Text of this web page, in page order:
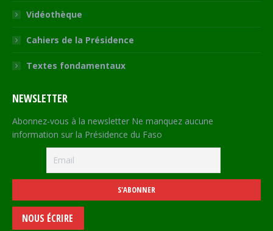
Vidéothèque
Cahiers de la Présidence
Textes fondamentaux
NEWSLETTER
Abonnez-vous à la newsletter Ne manquez aucune
information sur la Présidence du Faso
NOUS ÉCRIRE